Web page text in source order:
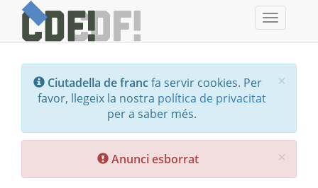
Toggle
×
Ciutadella de francfa servir cookies. Per
favor, llegeix la nostra política de privacitat
per a saber més.
×
Anunci esborrat